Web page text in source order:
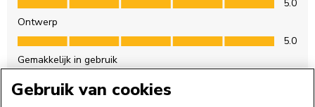
Gebruik van cookies